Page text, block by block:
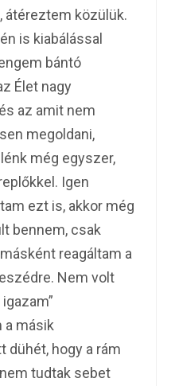
átéreztem közülük.
is kiabálással
bántó
Élet nagy
az amit nem
megoldani,
még egyszer,
Igen
ezt is, akkor még
bennem, csak
reagáltam a
Nem volt
a másik
dühét, hogy a rám
tudtak sebet